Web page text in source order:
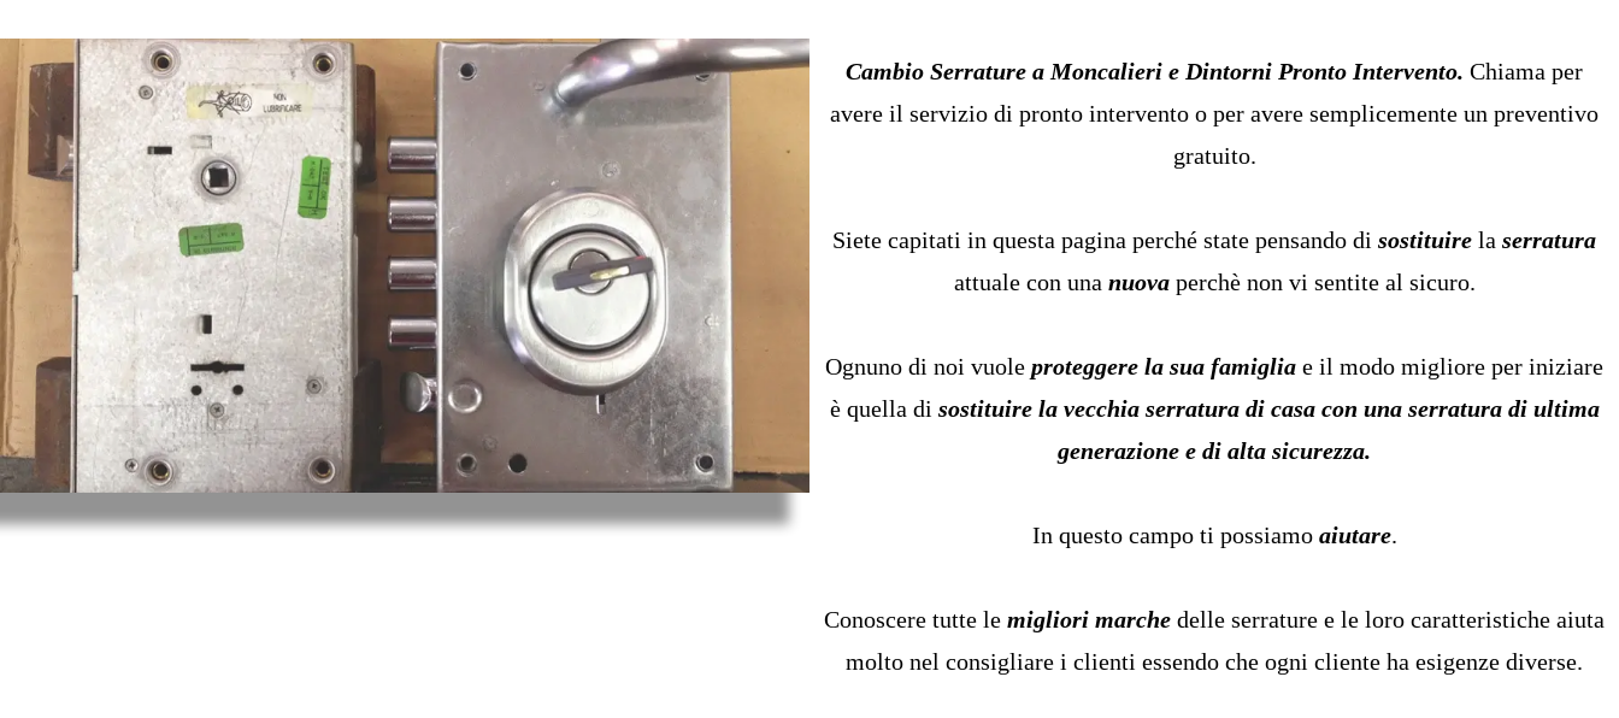
Cambio Serrature a Moncalieri e Dintorni Pronto Intervento. Chiama per
avere il servizio di pronto intervento o per avere semplicemente un preventivo
gratuito.
Siete capitati in questa pagina perché state pensando di sostituire la serratura
attuale con una nuova perchè non vi sentite al sicuro.
Ognuno di noi vuole proteggere la sua famiglia e il modo migliore per iniziare
è quella di sostituire la vecchia serratura di casa con una serratura di ultima
generazione e di alta sicurezza.
In questo campo ti possiamo aiutare.
Conoscere tutte le migliori marche delle serrature e le loro caratteristiche aiuta
molto nel consigliare i clienti essendo che ogni cliente ha esigenze diverse.